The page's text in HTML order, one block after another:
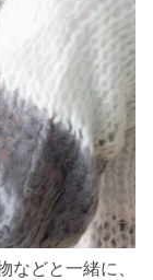
どと一緒に、